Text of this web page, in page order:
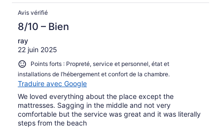
Avis vérifié
8/10 – Bien
ray
22 juin 2025
Points forts : Propreté, service et personnel, état et
installations de l’hébergement et confort de la chambre.
Traduire avec Google
We loved everything about the place except the
mattresses. Sagging in the middle and not very
comfortable but the service was great and it was literally
steps from the beach